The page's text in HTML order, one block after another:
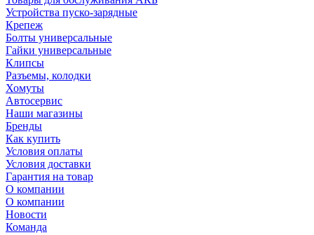
Устройства пуско-зарядные
Крепеж
Болты универсальные
Гайки универсальные
Клипсы
Разъемы, колодки
Хомуты
Автосервис
Наши магазины
Бренды
Как купить
Условия оплаты
Условия доставки
Гарантия на товар
О компании
О компании
Новости
Команда